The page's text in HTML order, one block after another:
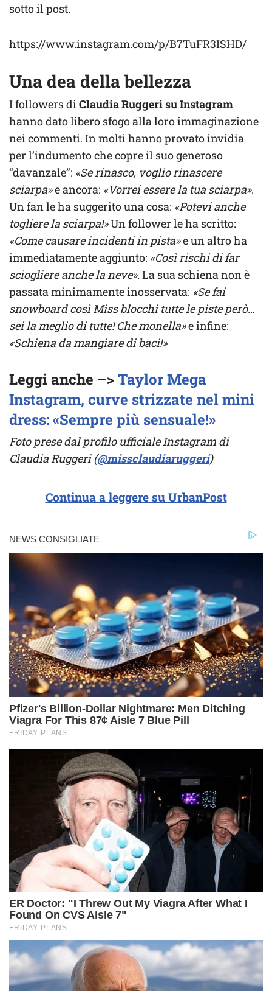
sotto il post.
https://www.instagram.com/p/B7TuFR3ISHD/
Una dea della bellezza
I followers diClaudia Ruggeri su Instagram
hanno dato libero sfogo alla loro immaginazione
nei commenti. In molti hanno provato invidia
per l’indumento che copre il suo generoso
“davanzale”: «Se rinasco, voglio rinascere
sciarpa»e ancora: «Vorrei essere la tua sciarpa».
Un fan le ha suggerito una cosa: «Potevi anche
togliere la sciarpa!»Un follower le ha scritto:
«Come causare incidenti in pista»e un altro ha
immediatamente aggiunto: «Così rischi di far
sciogliere anche la neve».La sua schiena non è
passata minimamente inosservata: «Se fai
snowboard così Miss blocchi tutte le piste però…
sei la meglio di tutte! Che monella»e infine:
«Schiena da mangiare di baci!»
Leggi anche –>Taylor Mega
Instagram, curve strizzate nel mini
dress: «Sempre più sensuale!»
Foto prese dal profilo ufficiale Instagram di
Claudia Ruggeri (@missclaudiaruggeri)
Continua a leggere su UrbanPost